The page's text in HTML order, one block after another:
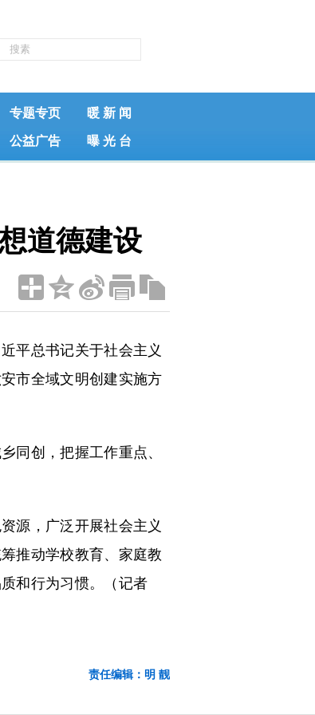
专题专页 暖 新 闻
公益广告 曝 光 台
道德建设
平总书记关于社会主义
市全域文明创建实施方
创，把握工作重点、
源，广泛开展社会主义
推动学校教育、家庭教
质和行为习惯。（记者
责任编辑：明 靓